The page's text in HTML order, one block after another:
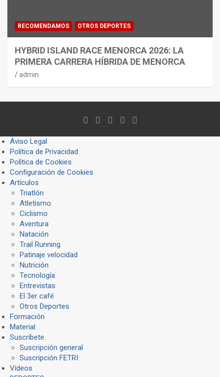
RECOMENDAMOS OTROS DEPORTES
HYBRID ISLAND RACE MENORCA 2026: LA
PRIMERA CARRERA HÍBRIDA DE MENORCA
admin
Aviso Legal
Política de Privacidad
Política de Cookies
Configuración de Cookies
Artículos
Triatlón
Atletismo
Ciclismo
Aventura
Natación
Trail Running
Patinaje velocidad
Nutrición
Tecnología
Entrevistas
El 3er café
Otros Deportes
Formación
Material
Suscríbete
Suscripción general
Suscripción FETRI
Vídeos